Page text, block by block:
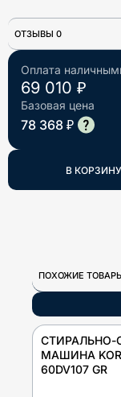
Оплата
69 010 ₽
Базовая цена
78 368 ₽
В КОРЗИНУ
ОТЗЫВЫ 0
ПОХОЖИЕ
МАШИНА
60DV107 GR